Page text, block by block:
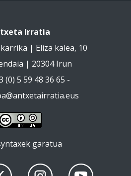
Irratia
| Eliza kalea, 10
| 20304 Irun
(0) 5 59 48 36 65 -
garatua